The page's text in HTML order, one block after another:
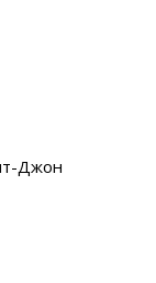
Джон